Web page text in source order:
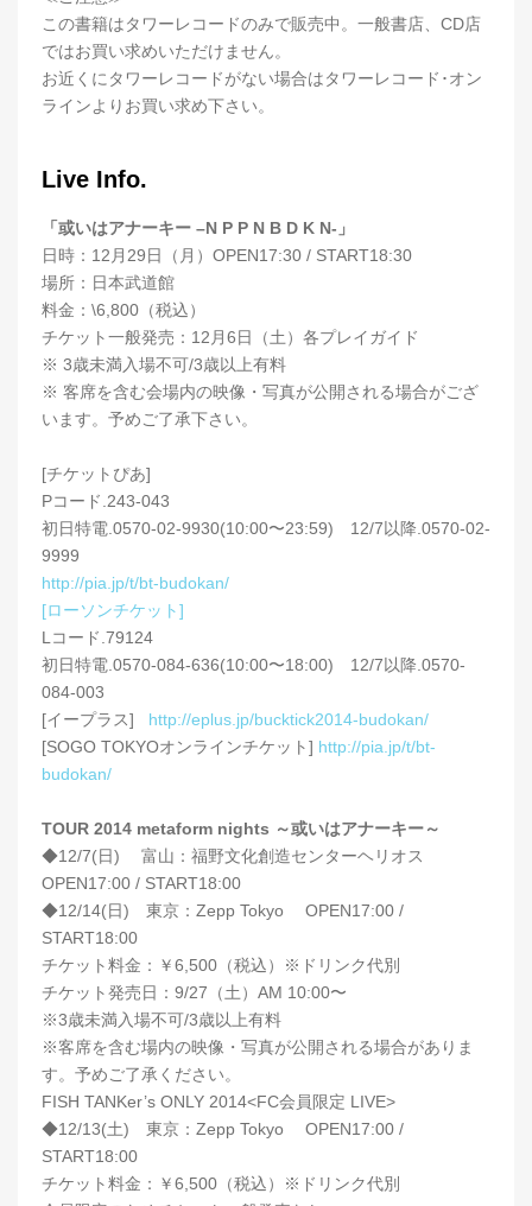
この書籍はタワーレコードのみで販売中。一般書店、CD店
ではお買い求めいただけません。
お近くにタワーレコードがない場合はタワーレコード･オン
ラインよりお買い求め下さい。
Live Info.
「或いはアナーキー –N P P N B D K N-」
日時：12月29日（月）OPEN17:30 / START18:30
場所：日本武道館
料金：\6,800（税込）
チケット一般発売：12月6日（土）各プレイガイド
※ 3歳未満入場不可/3歳以上有料
※ 客席を含む会場内の映像・写真が公開される場合がござ
います。予めご了承下さい。
[チケットぴあ]
Pコード.243-043
初日特電.0570-02-9930(10:00〜23:59) 12/7以降.0570-02-
9999
http://pia.jp/t/bt-budokan/
[ローソンチケット]
Lコード.79124
初日特電.0570-084-636(10:00〜18:00) 12/7以降.0570-
084-003
[イープラス] http://eplus.jp/bucktick2014-budokan/
[SOGO TOKYOオンラインチケット] http://pia.jp/t/bt-
budokan/
TOUR 2014 metaform nights ～或いはアナーキー～
◆12/7(日) 富山：福野文化創造センターヘリオス
OPEN17:00 / START18:00
◆12/14(日) 東京：Zepp Tokyo OPEN17:00 /
START18:00
チケット料金：￥6,500（税込）※ドリンク代別
チケット発売日：9/27（土）AM 10:00〜
※3歳未満入場不可/3歳以上有料
※客席を含む場内の映像・写真が公開される場合がありま
す。予めご了承ください。
FISH TANKer’s ONLY 2014<FC会員限定 LIVE>
◆12/13(土) 東京：Zepp Tokyo OPEN17:00 /
START18:00
チケット料金：￥6,500（税込）※ドリンク代別